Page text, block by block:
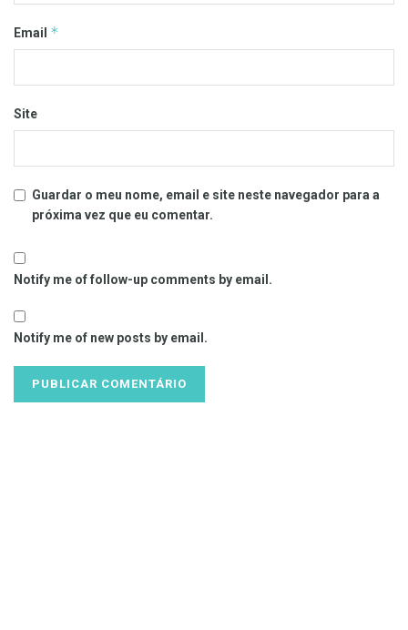
Email *
Site
Guardar o meu nome, email e site neste navegador para a
próxima vez que eu comentar.
Notify me of follow-up comments by email.
Notify me of new posts by email.